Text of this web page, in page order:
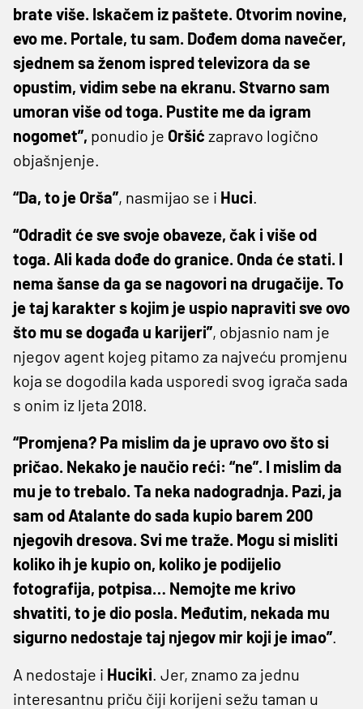
brate više. Iskačem iz paštete. Otvorim novine,
evo me. Portale, tu sam. Dođem doma navečer,
sjednem sa ženom ispred televizora da se
opustim, vidim sebe na ekranu. Stvarno sam
umoran više od toga. Pustite me da igram
nogomet”, ponudio je Oršić zapravo logično
objašnjenje.
“Da, to je Orša”, nasmijao se i Huci.
“Odradit će sve svoje obaveze, čak i više od
toga. Ali kada dođe do granice. Onda će stati. I
nema šanse da ga se nagovori na drugačije. To
je taj karakter s kojim je uspio napraviti sve ovo
što mu se događa u karijeri”, objasnio nam je
njegov agent kojeg pitamo za najveću promjenu
koja se dogodila kada usporedi svog igrača sada
s onim iz ljeta 2018.
“Promjena? Pa mislim da je upravo ovo što si
pričao. Nekako je naučio reći: “ne”. I mislim da
mu je to trebalo. Ta neka nadogradnja. Pazi, ja
sam od Atalante do sada kupio barem 200
njegovih dresova. Svi me traže. Mogu si misliti
koliko ih je kupio on, koliko je podijelio
fotografija, potpisa… Nemojte me krivo
shvatiti, to je dio posla. Međutim, nekada mu
sigurno nedostaje taj njegov mir koji je imao”.
A nedostaje i Huciki. Jer, znamo za jednu
interesantnu priču čiji korijeni sežu taman u